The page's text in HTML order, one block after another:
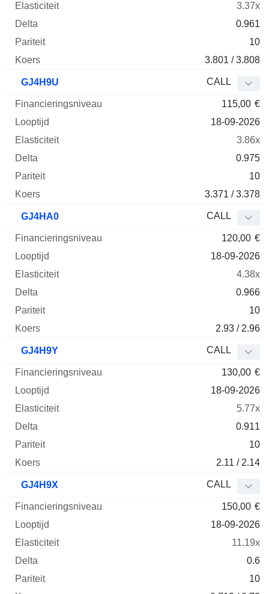
3.37x
0.961
10
3.801 / 3.808
GJ4H9U CALL
115,00 €
18-09-2026
3.86x
0.975
10
3.371 / 3.378
GJ4HA0 CALL
120,00 €
18-09-2026
4.38x
0.966
10
2.93 / 2.96
GJ4H9Y CALL
130,00 €
18-09-2026
5.77x
0.911
10
2.11 / 2.14
GJ4H9X CALL
150,00 €
18-09-2026
11.19x
0.6
10